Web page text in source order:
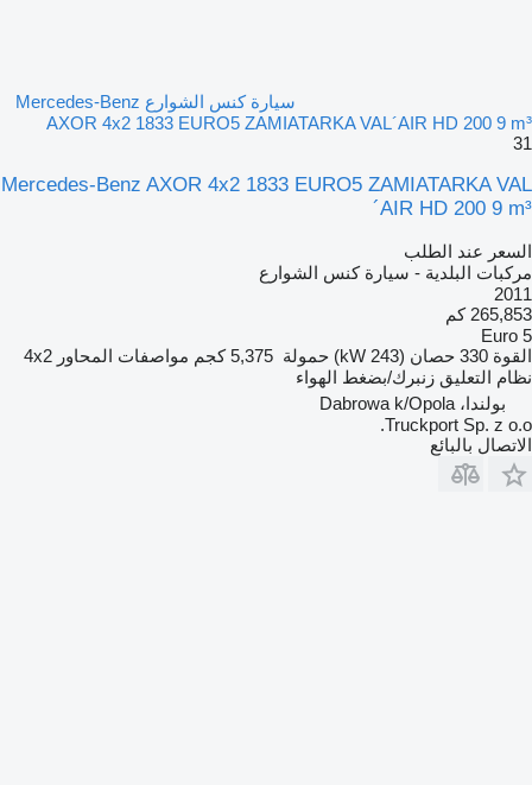
سيارة كنس الشوارع Mercedes-Benz
AXOR 4x2 1833 EURO5 ZAMIATARKA VAL´AIR HD 200 9 m³
31
Mercedes-Benz AXOR 4x2 1833 EURO5 ZAMIATARKA VAL
´AIR HD 200 9 m³
السعر عند الطلب
مركبات البلدية - سيارة كنس الشوارع
2011
265,853 كم
Euro 5
القوة 330 حصان (243 kW) حمولة 5,375 كجم مواصفات المحاور 4x2
نظام التعليق زنبرك/بضغط الهواء
بولندا، Dabrowa k/Opola
Truckport Sp. z o.o.
الاتصال بالبائع